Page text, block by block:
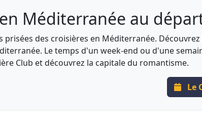
Méditerranée au
des croisières en Méditerranée.
Le temps d'un week-end ou d'une
Club et découvrez la capitale du romantisme.
Le